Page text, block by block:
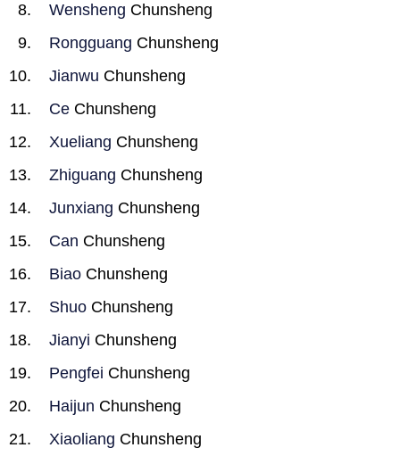
Wensheng Chunsheng
Rongguang Chunsheng
Jianwu Chunsheng
Ce Chunsheng
Xueliang Chunsheng
Zhiguang Chunsheng
Junxiang Chunsheng
Can Chunsheng
Biao Chunsheng
Shuo Chunsheng
Jianyi Chunsheng
Pengfei Chunsheng
Haijun Chunsheng
Xiaoliang Chunsheng